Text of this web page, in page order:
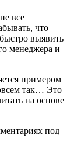
все
что
выявить
менеджера и
примером
так… Это
на основе
под